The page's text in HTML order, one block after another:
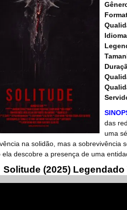
Idioma
das
uma
na solidão, mas a sobrevivência
ela descobre a presença de uma
Solitude (2025) Legendado